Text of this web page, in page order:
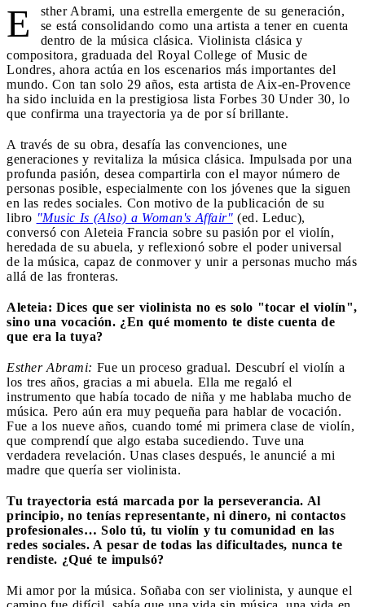
E
sther Abrami, una estrella emergente de su generación,
se está consolidando como una artista a tener en cuenta
dentro de la música clásica. Violinista clásica y
compositora, graduada del Royal College of Music de
Londres, ahora actúa en los escenarios más importantes del
mundo. Con tan solo 29 años, esta artista de Aix-en-Provence
ha sido incluida en la prestigiosa lista Forbes 30 Under 30, lo
que confirma una trayectoria ya de por sí brillante.
A través de su obra, desafía las convenciones, une
generaciones y revitaliza la música clásica. Impulsada por una
profunda pasión, desea compartirla con el mayor número de
personas posible, especialmente con los jóvenes que la siguen
en las redes sociales. Con motivo de la publicación de su
libro "Music Is (Also) a Woman's Affair" (ed. Leduc),
conversó con Aleteia Francia sobre su pasión por el violín,
heredada de su abuela, y reflexionó sobre el poder universal
de la música, capaz de conmover y unir a personas mucho más
allá de las fronteras.
Aleteia: Dices que ser violinista no es solo "tocar el violín",
sino una vocación. ¿En qué momento te diste cuenta de
que era la tuya?
Esther Abrami: Fue un proceso gradual. Descubrí el violín a
los tres años, gracias a mi abuela. Ella me regaló el
instrumento que había tocado de niña y me hablaba mucho de
música. Pero aún era muy pequeña para hablar de vocación.
Fue a los nueve años, cuando tomé mi primera clase de violín,
que comprendí que algo estaba sucediendo. Tuve una
verdadera revelación. Unas clases después, le anuncié a mi
madre que quería ser violinista.
Tu trayectoria está marcada por la perseverancia. Al
principio, no tenías representante, ni dinero, ni contactos
profesionales… Solo tú, tu violín y tu comunidad en las
redes sociales. A pesar de todas las dificultades, nunca te
rendiste. ¿Qué te impulsó?
Mi amor por la música. Soñaba con ser violinista, y aunque el